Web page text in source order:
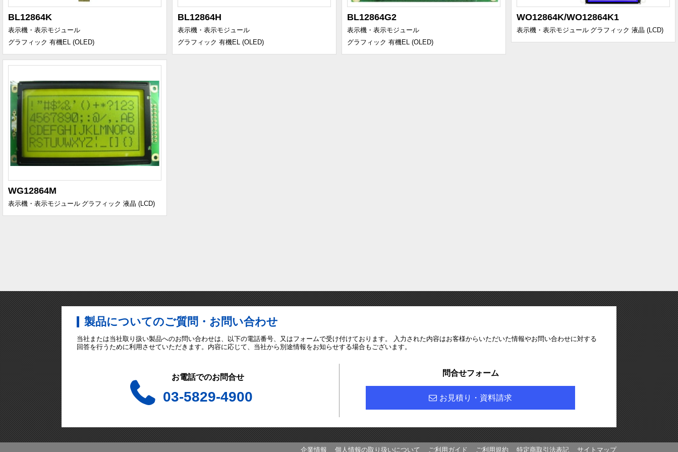
BL12864K
表示機・表示モジュール
グラフィック 有機EL (OLED)
BL12864H
表示機・表示モジュール
グラフィック 有機EL (OLED)
BL12864G2
表示機・表示モジュール
グラフィック 有機EL (OLED)
WO12864K/WO12864K1
表示機・表示モジュール グラフィック 液晶 (LCD)
WG12864M
表示機・表示モジュール グラフィック 液晶 (LCD)
製品についてのご質問・お問い合わせ
当社または当社取り扱い製品へのお問い合わせは、以下の電話番号、又はフォームで受け付けております。 入力された内容はお客様からいただいた情報やお問い合わせに対する
回答を行うために利用させていただきます。内容に応じて、当社から別途情報をお知らせする場合もございます。
お電話でのお問合せ
03-5829-4900
問合せフォーム
お見積り・資料請求
企業情報 個人情報の取り扱いについて ご利用ガイド ご利用規約 特定商取引法表記 サイトマップ